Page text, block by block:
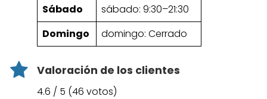
Sábado
sábado: 9:30–21:30
Domingo
domingo: Cerrado
Valoración de los clientes
4.6 / 5 (46 votos)